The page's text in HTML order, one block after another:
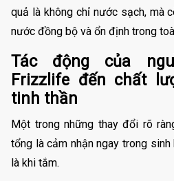
quả là không chỉ nước sạch, mà
nước đồng bộ và ổn định trong
Tác động của
Frizzlife đến chất
tinh thần
Một trong những thay đổi rõ
tổng là cảm nhận ngay trong
là khi tắm.